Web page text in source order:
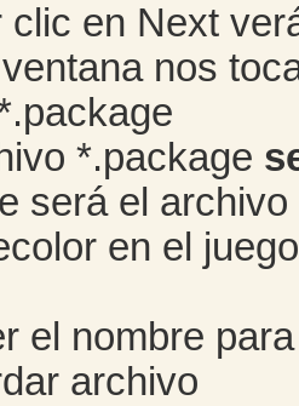
clic en Next
nos
*.package
será el
en el
el nombre
archivo